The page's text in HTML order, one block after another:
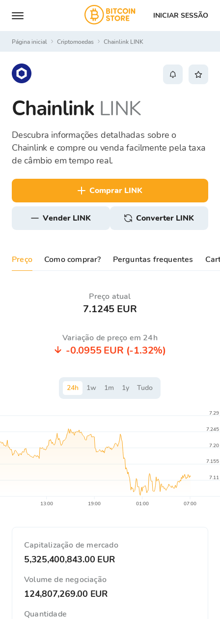
INICIAR SESSÃO
Página inicial Criptomoedas Chainlink LINK
Chainlink LINK
Descubra informações detalhadas sobre o
Chainlink e compre ou venda facilmente pela taxa
de câmbio em tempo real.
comprar LINK
vender LINK Converter LINK
Preço Como comprar? Perguntas frequentes
Preço atual
7.1245 EUR
Variação de preço em 24h
-0.0955 EUR (-1.32%)
24h 1w 1m 1y Tudo
13:00 19:00 01:00 07:00
7.11
7.155
7.20
7.245
7.29
Capitalização de mercado
5,325,400,843.00 EUR
Volume de negociação
124,807,269.00 EUR
Quantidade